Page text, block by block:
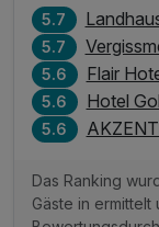
5.7
5.7
5.6 Flair
5.6 Hotel
5.6
Das Ranking
Gäste in